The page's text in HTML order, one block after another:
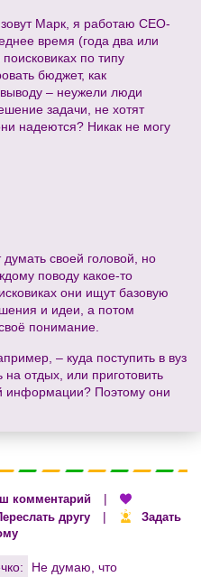
Марк, я работаю СЕО-
время (года два или
по типу
бюджет, как
– неужели люди
задачи, не хотят
надеются? Никак не могу
своей головой, но
поводу какое-то
они ищут базовую
и идеи, а потом
понимание.
– куда поступить в вуз
отдых, или приготовить
информации? Поэтому они
комментарий |
другу |
Задать
Не думаю, что